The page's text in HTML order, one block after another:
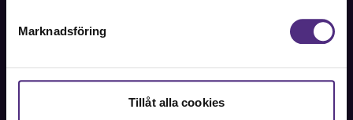
Marknadsföring
Tillåt alla cookies
Kontakta oss
Kansli